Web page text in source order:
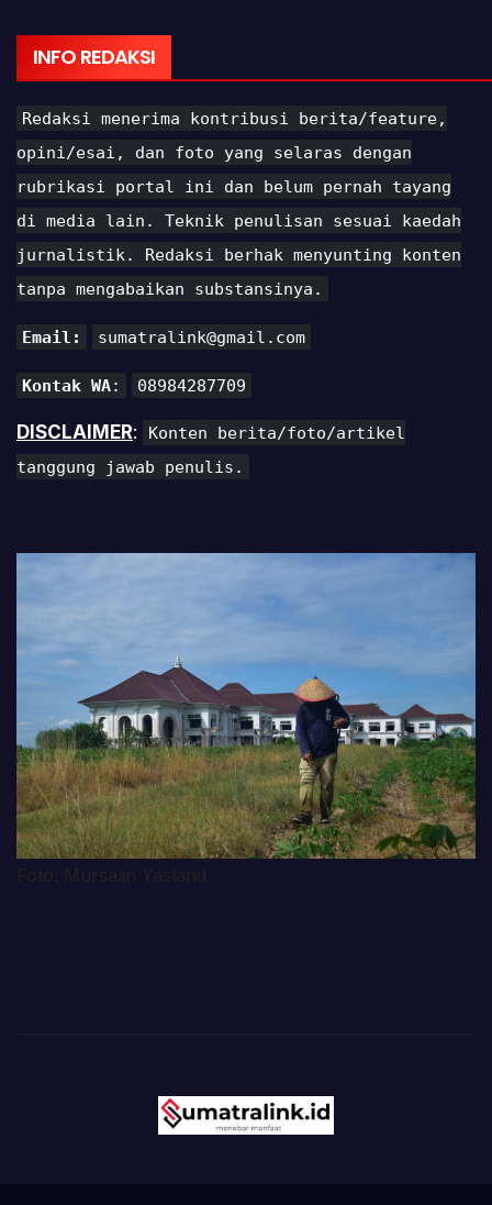
INFO REDAKSI
Redaksi menerima kontribusi berita/feature,
opini/esai, dan foto yang selaras dengan
rubrikasi portal ini dan belum pernah tayang
di media lain. Teknik penulisan sesuai kaedah
jurnalistik. Redaksi berhak menyunting konten
tanpa mengabaikan substansinya.
Email: sumatralink@gmail.com
Kontak WA: 08984287709
DISCLAIMER:
Konten berita/foto/artikel
tanggung jawab penulis.